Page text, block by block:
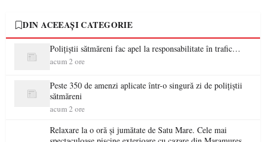
DIN ACEEAȘI CATEGORIE
Polițiștii sătmăreni fac apel la responsabilitate în trafic…
acum 2 ore
Peste 350 de amenzi aplicate într-o singură zi de polițiștii
sătmăreni
acum 2 ore
Relaxare la o oră și jumătate de Satu Mare. Cele mai